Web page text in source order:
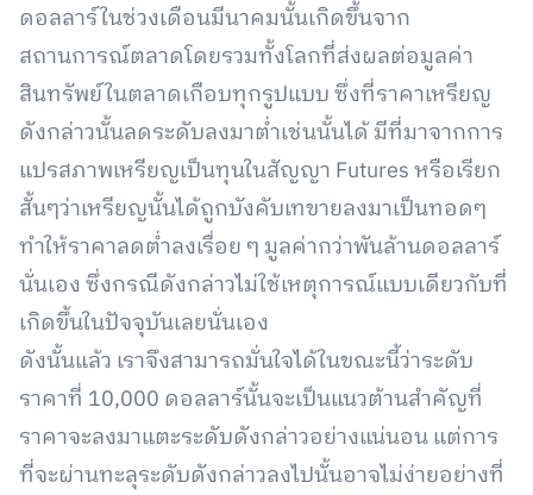
ดอลลาร์ในช่วงเดือนมีนาคมนั้นเกิดขึ้นจาก
สถานการณ์ตลาดโดยรวมทั้งโลกที่ส่งผลต่อมูลค่า
สินทรัพย์ในตลาดเกือบทุกรูปแบบ ซึ่งที่ราคาเหรียญ
ดังกล่าวนั้นลดระดับลงมาต่ำเช่นนั้นได้ มีที่มาจากการ
แปรสภาพเหรียญเป็นทุนในสัญญา Futures หรือเรียก
สั้นๆว่าเหรียญนั้นได้ถูกบังคับเทขายลงมาเป็นทอดๆ
ทำให้ราคาลดต่ำลงเรื่อย ๆ มูลค่ากว่าพันล้านดอลลาร์
นั่นเอง ซึ่งกรณีดังกล่าวไม่ใช้เหตุการณ์แบบเดียวกับที่
เกิดขึ้นในปัจจุบันเลยนั่นเอง
ดังนั้นแล้ว เราจึงสามารถมั่นใจได้ในขณะนี้ว่าระดับ
ราคาที่ 10,000 ดอลลาร์นั้นจะเป็นแนวต้านสำคัญที่
ราคาจะลงมาแตะระดับดังกล่าวอย่างแน่นอน แต่การ
ที่จะผ่านทะลุระดับดังกล่าวลงไปนั้นอาจไม่ง่ายอย่างที่